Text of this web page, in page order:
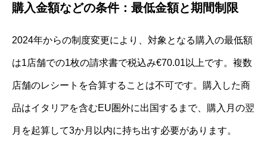
購入金額などの条件：最低金額と期間制限
2024年からの制度変更により、対象となる購入の最低額
は1店舗での1枚の請求書で税込み€70.01以上です。複数
店舗のレシートを合算することは不可です。購入した商
品はイタリアを含むEU圏外に出国するまで、購入月の翌
月を起算して3か月以内に持ち出す必要があります。